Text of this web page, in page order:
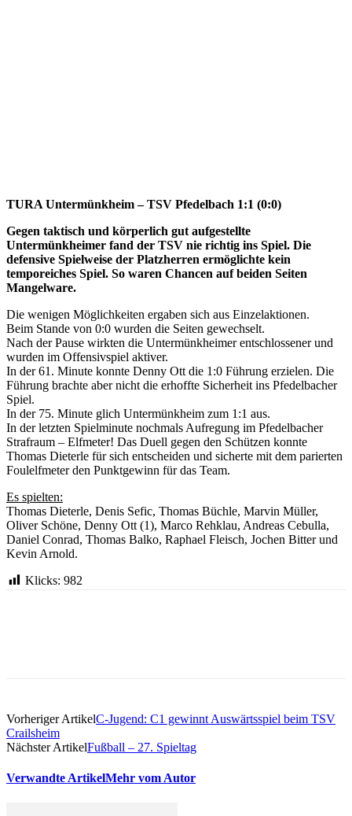
TURA Untermünkheim – TSV Pfedelbach 1:1 (0:0)
Gegen taktisch und körperlich gut aufgestellte
Untermünkheimer fand der TSV nie richtig ins Spiel. Die
defensive Spielweise der Platzherren ermöglichte kein
temporeiches Spiel. So waren Chancen auf beiden Seiten
Mangelware.
Die wenigen Möglichkeiten ergaben sich aus Einzelaktionen.
Beim Stande von 0:0 wurden die Seiten gewechselt.
Nach der Pause wirkten die Untermünkheimer entschlossener und
wurden im Offensivspiel aktiver.
In der 61. Minute konnte Denny Ott die 1:0 Führung erzielen. Die
Führung brachte aber nicht die erhoffte Sicherheit ins Pfedelbacher
Spiel.
In der 75. Minute glich Untermünkheim zum 1:1 aus.
In der letzten Spielminute nochmals Aufregung im Pfedelbacher
Strafraum – Elfmeter! Das Duell gegen den Schützen konnte
Thomas Dieterle für sich entscheiden und sicherte mit dem parierten
Foulelfmeter den Punktgewinn für das Team.
Es spielten:
Thomas Dieterle, Denis Sefic, Thomas Büchle, Marvin Müller,
Oliver Schöne, Denny Ott (1), Marco Rehklau, Andreas Cebulla,
Daniel Conrad, Thomas Balko, Raphael Fleisch, Jochen Bitter und
Kevin Arnold.
Klicks: 982
Vorheriger ArtikelC-Jugend: C1 gewinnt Auswärtsspiel beim TSV
Crailsheim
Nächster ArtikelFußball – 27. Spieltag
Verwandte ArtikelMehr vom Autor